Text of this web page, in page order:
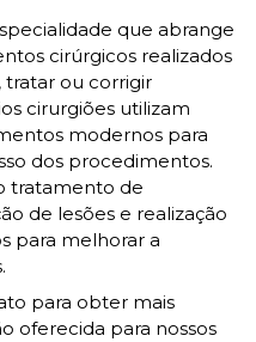
que abrange
cirúrgicos realizados
tratar ou corrigir
cirurgiões utilizam
modernos para
dos procedimentos.
tratamento de
de lesões e realização
para melhorar a
para obter mais
oferecida para nossos